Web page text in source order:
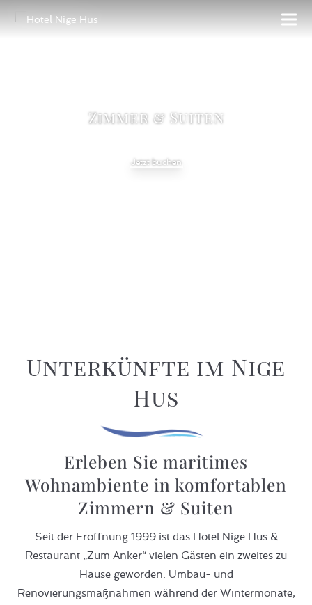
Zimmer & Suiten
Jetzt buchen
Unterkünfte im Nige
Hus
Erleben Sie maritimes
Wohnambiente in komfortablen
Zimmern & Suiten
Seit der Eröffnung 1999 ist das Hotel Nige Hus &
Restaurant „Zum Anker“ vielen Gästen ein zweites zu
Hause geworden. Umbau- und
Renovierungsmaßnahmen während der Wintermonate,